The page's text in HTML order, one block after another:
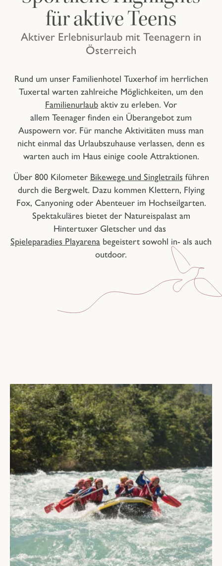
Aktiver Erlebnisurlaub mit Teenagern in
Österreich
für aktive Teens
Rund um unser Familienhotel Tuxerhofim herrlichen
Tuxertal warten zahlreiche Möglichkeiten, um den
Familienurlaub aktiv zu erleben. Vor
allem Teenager finden ein Überangebot zum
Auspowern vor. Für manche Aktivitäten muss man
nicht einmal das Urlaubszuhause verlassen, denn es
warten auch im Haus einige coole Attraktionen.
Über 800 Kilometer Bikewege und Singletrailsführen
durch die Bergwelt. Dazu kommen Klettern, Flying
Fox, Canyoning oder Abenteuer im Hochseilgarten.
Spektakuläres bietet der Natureispalast am
Hintertuxer Gletscher und das
Spieleparadies Playarena begeistert sowohl in- als auch
outdoor.